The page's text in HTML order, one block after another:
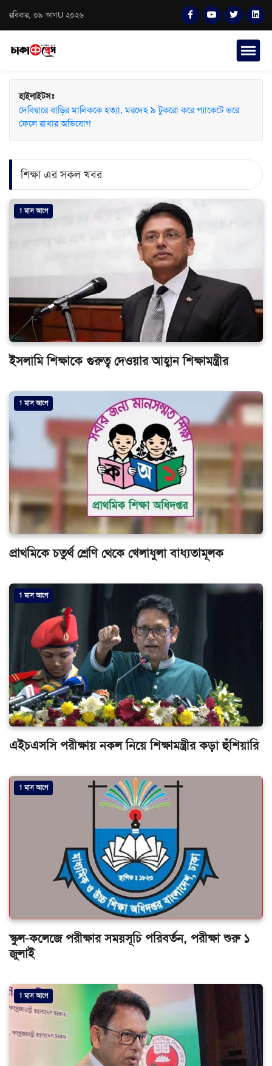
রবিবার, ০৯ আগU ২০২৬
হাইলাইটসঃ
দেবিদ্বারে বাড়ির মালিককে হত্যা, মরদেহ ৯ টুকরো করে প্যাকেটে ভরে
ফেলে রাখার অভিযোগ
শিক্ষা এর সকল খবর
1 মাস আগে
ইসলামি শিক্ষাকে গুরুত্ব দেওয়ার আহ্বান শিক্ষামন্ত্রীর
1 মাস আগে
প্রাথমিকে চতুর্থ শ্রেণি থেকে খেলাধুলা বাধ্যতামূলক
1 মাস আগে
এইচএসসি পরীক্ষায় নকল নিয়ে শিক্ষামন্ত্রীর কড়া হুঁশিয়ারি
1 মাস আগে
স্কুল-কলেজে পরীক্ষার সময়সূচি পরিবর্তন, পরীক্ষা শুরু ১
জুলাই
1 মাস আগে